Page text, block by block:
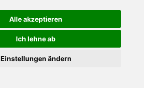
Alle akzeptieren
Ich lehne ab
Einstellungen ändern